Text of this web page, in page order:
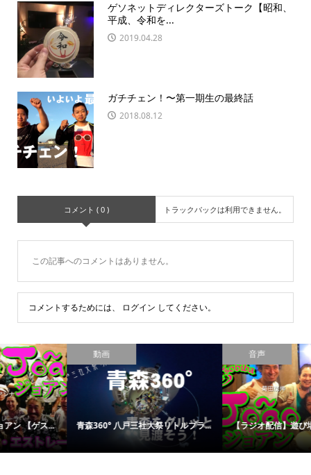
ゲソネットディレクターズトーク【昭和、
平成、令和を...
2019.04.28
ガチチェン！〜第一期生の最終話
2018.08.12
コメント ( 0 ) トラックバックは利用できません。
この記事へのコメントはありません。
コメントするためには、 ログイン してください。
動画
青森360° 八戸三社大祭リトルプラ... 【ラジオ配信】遊び場ジョアン 〜